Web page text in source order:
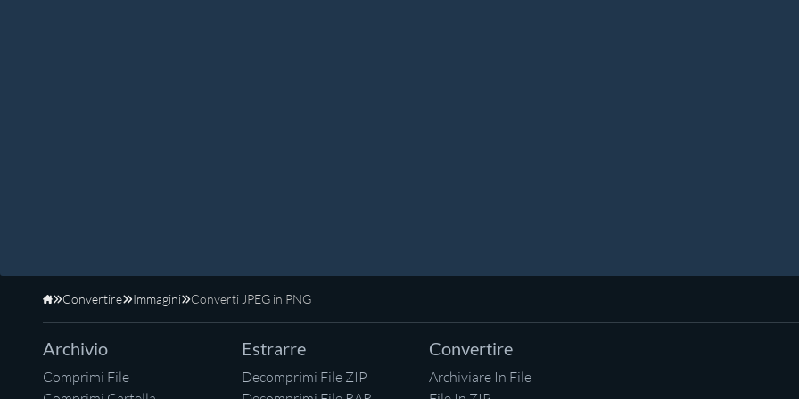
Home
Convertire Immagini Converti JPEG in PNG
Archivio
Comprimi File
Estrarre
Decomprimi File ZIP
Convertire
Archiviare In File